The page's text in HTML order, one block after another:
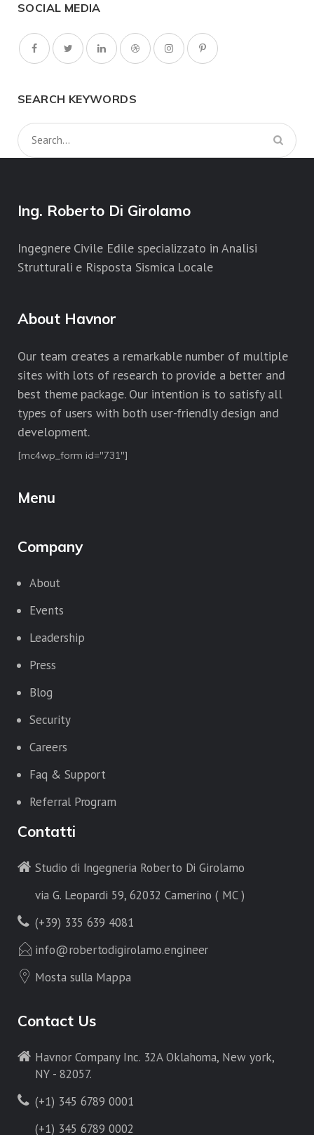
SOCIAL MEDIA
SEARCH KEYWORDS
Ing. Roberto Di Girolamo
Ingegnere Civile Edile specializzato in Analisi
Strutturali e Risposta Sismica Locale
About Havnor
Our team creates a remarkable number of multiple
sites with lots of research to provide a better and
best theme package. Our intention is to satisfy all
types of users with both user-friendly design and
development.
[mc4wp_form id="731"]
Menu
Company
About
Events
Leadership
Press
Blog
Security
Careers
Faq & Support
Referral Program
Contatti
Studio di Ingegneria Roberto Di Girolamo
via G. Leopardi 59, 62032 Camerino ( MC )
(+39) 335 639 4081
info@robertodigirolamo.engineer
Mosta sulla Mappa
Contact Us
Havnor Company Inc. 32A Oklahoma, New york,
NY - 82057.
(+1) 345 6789 0001
(+1) 345 6789 0002